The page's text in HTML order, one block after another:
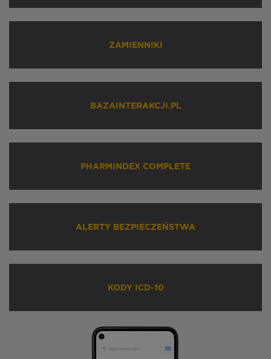
ZAMIENNIKI
BAZAINTERAKCJI.PL
PHARMINDEX COMPLETE
ALERTY BEZPIECZEŃSTWA
KODY ICD-10